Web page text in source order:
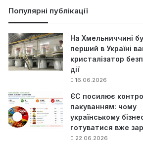
Популярні публікації
На Хмельниччині
перший в Україні
кристалізатор
дії
16.06.2026
ЄС посилює
пакуванням: чому
українському
готуватися вже
22.06.2026